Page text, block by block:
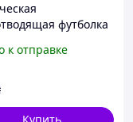
футболка
к отправке